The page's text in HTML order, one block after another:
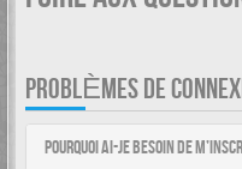
PROBLÈMES DE
Pourquoi ai-je besoin de